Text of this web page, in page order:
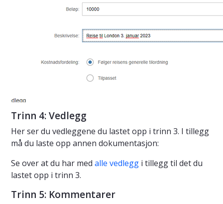
Trinn 4: Vedlegg
Her ser du vedleggene du lastet opp i trinn 3. I tillegg
må du laste opp annen dokumentasjon:
Se over at du har med alle vedlegg i tillegg til det du
lastet opp i trinn 3.
Trinn 5: Kommentarer